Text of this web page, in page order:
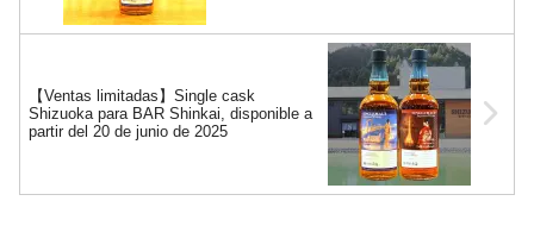
【Ventas limitadas】Single cask
Shizuoka para BAR Shinkai, disponible a
partir del 20 de junio de 2025